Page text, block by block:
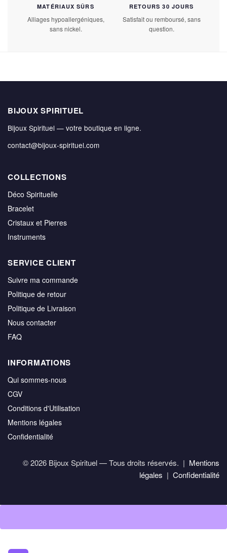
MATÉRIAUX SÛRS
Alliages hypoallergéniques,
sans nickel.
RETOURS 30 JOURS
Satisfait ou remboursé, sans
question.
BIJOUX SPIRITUEL
Bijoux Spirituel — votre boutique en ligne.
contact@bijoux-spirituel.com
COLLECTIONS
Déco Spirituelle
Bracelet
Cristaux et Pierres
Instruments
SERVICE CLIENT
Suivre ma commande
Politique de retour
Politique de Livraison
Nous contacter
FAQ
INFORMATIONS
Qui sommes-nous
CGV
Conditions d'Utilisation
Mentions légales
Confidentialité
© 2026 Bijoux Spirituel — Tous droits réservés. | Mentions
légales | Confidentialité